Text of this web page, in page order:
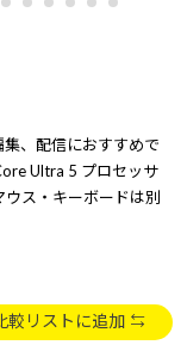
、配信におすすめで
Ultra 5 プロセッサ
ス・キーボードは別
較リストに追加